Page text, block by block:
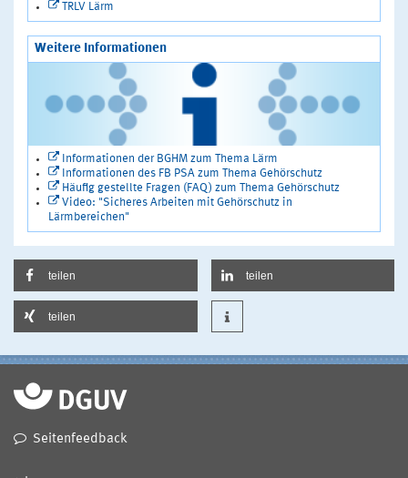
TRLV Lärm
Weitere Informationen
Informationen der BGHM zum Thema Lärm
Informationen des FB PSA zum Thema Gehörschutz
Häufig gestellte Fragen (FAQ) zum Thema Gehörschutz
Video: "Sicheres Arbeiten mit Gehörschutz in
Lärmbereichen"
teilen teilen
teilen
Seitenfeedback